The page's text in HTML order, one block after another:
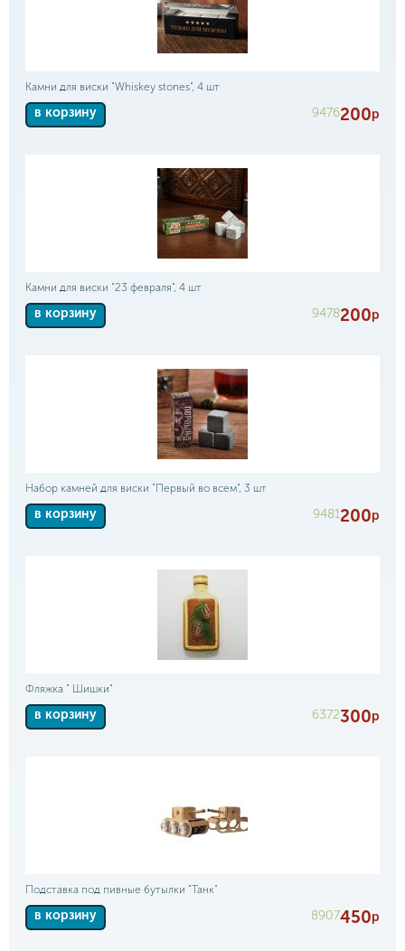
Камни для виски "Whiskey stones", 4 шт
в корзину 9476200р
Камни для виски "23 февраля", 4 шт
в корзину 9478200р
Набор камней для виски "Первый во всем", 3 шт
в корзину 9481200р
Фляжка " Шишки"
в корзину 6372300р
Подставка под пивные бутылки "Танк"
в корзину 8907450р